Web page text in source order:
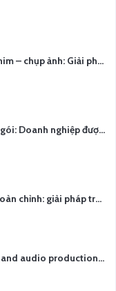
Thuê thiết bị quay phim – chụp ảnh: Giải pháp tối ưu chi phí cho doanh nghiệp
Tổ chức sự kiện trọn gói: Doanh nghiệp được gì khi chọn đơn vị chuyên nghiệp?
Từ ý tưởng đến MV hoàn chỉnh: giải pháp trọn gói tại YCN Media
Voice over, dubbing and audio production services in Vietnam for global content